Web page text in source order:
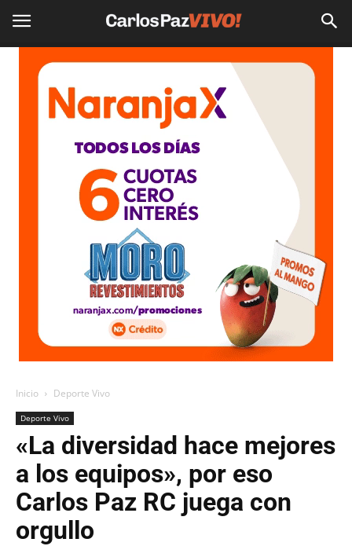
Inicio Deporte Vivo
Deporte Vivo
«La diversidad hace mejores
a los equipos», por eso
Carlos Paz RC juega con
orgullo